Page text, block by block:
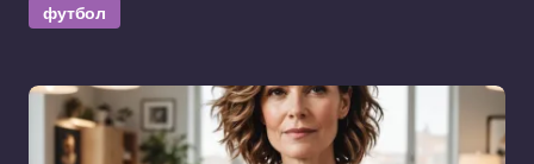
футбол